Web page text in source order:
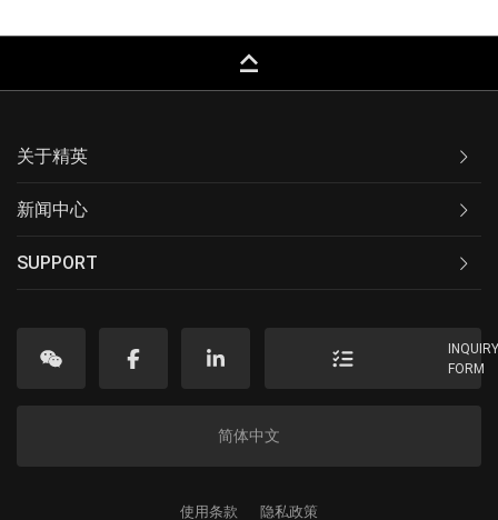
keyboard_capslock
关于精英
新闻中心
SUPPORT
FORM
简体中文
使用条款 隐私政策